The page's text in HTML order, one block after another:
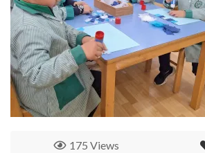
175 Views